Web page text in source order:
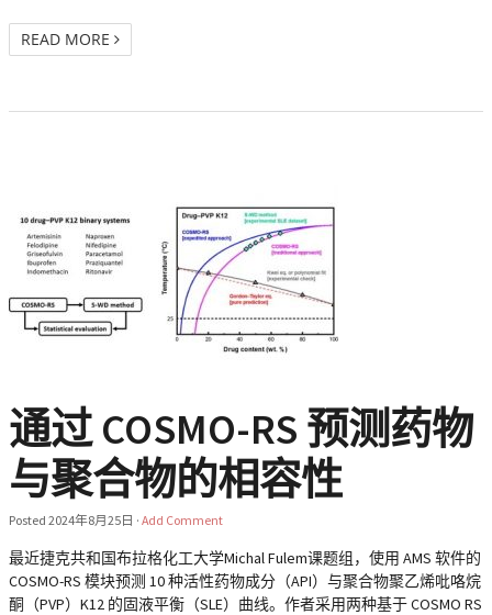
READ MORE
通过 COSMO-RS 预测药物
与聚合物的相容性
Posted 2024年8月25日 · Add Comment
最近捷克共和国布拉格化工大学Michal Fulem课题组，使用 AMS 软件的
COSMO-RS 模块预测 10 种活性药物成分（API）与聚合物聚乙烯吡咯烷
酮（PVP）K12 的固液平衡（SLE）曲线。作者采用两种基于 COSMO RS